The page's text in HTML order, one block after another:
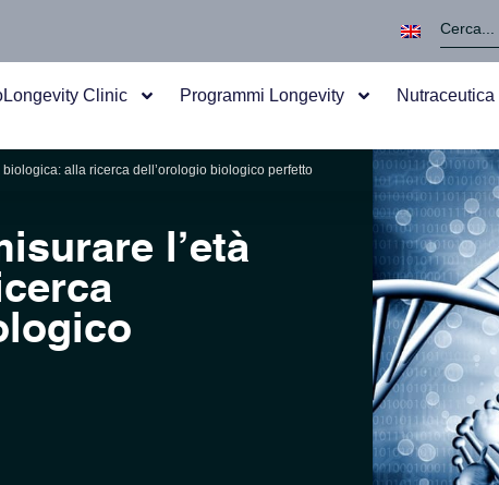
Clinic Programmi Longevity Nutraceutica
alla ricerca dell’orologio biologico perfetto
l’età